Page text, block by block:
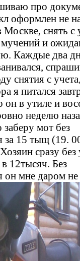
про
оформлен не
Москве, снять с
и
Каждые два
снятия с
я питался
он в утиле и
неделю
заберу мот без
за 15 тыщ (19.
сразу без
12тысяч. Без
он мне даром